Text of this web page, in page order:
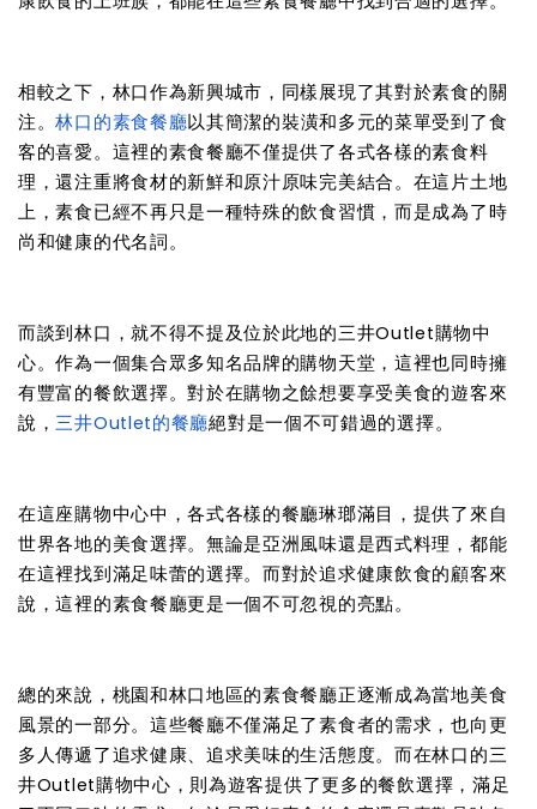
相較之下，林口作為新興城市，同樣展現了其對於素食的關
注。林口的素食餐廳以其簡潔的裝潢和多元的菜單受到了食
客的喜愛。這裡的素食餐廳不僅提供了各式各樣的素食料
理，還注重將食材的新鮮和原汁原味完美結合。在這片土地
上，素食已經不再只是一種特殊的飲食習慣，而是成為了時
尚和健康的代名詞。
而談到林口，就不得不提及位於此地的三井Outlet購物中
心。作為一個集合眾多知名品牌的購物天堂，這裡也同時擁
有豐富的餐飲選擇。對於在購物之餘想要享受美食的遊客來
說，三井Outlet的餐廳絕對是一個不可錯過的選擇。
在這座購物中心中，各式各樣的餐廳琳瑯滿目，提供了來自
世界各地的美食選擇。無論是亞洲風味還是西式料理，都能
在這裡找到滿足味蕾的選擇。而對於追求健康飲食的顧客來
說，這裡的素食餐廳更是一個不可忽視的亮點。
總的來說，桃園和林口地區的素食餐廳正逐漸成為當地美食
風景的一部分。這些餐廳不僅滿足了素食者的需求，也向更
多人傳遞了追求健康、追求美味的生活態度。而在林口的三
井Outlet購物中心，則為遊客提供了更多的餐飲選擇，滿足